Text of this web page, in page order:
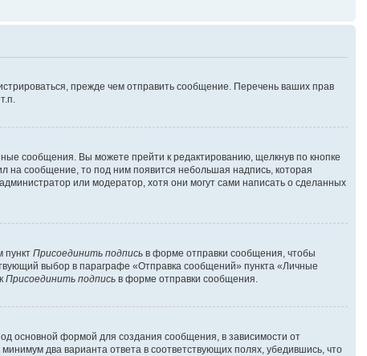
прежде чем отправить сообщение. Перечень ваших прав
сообщения. Вы можете прейти к редактированию, щелкнув по кнопке
на сообщение, то под ним появится небольшая надпись, которая
или модератор, хотя они могут сами написать о сделанных
пункт Присоединить подпись в форме отправки сообщения, чтобы
выбор в параграфе «Отправка сообщений» пункта «Личные
Присоединить подпись в форме отправки сообщения.
основной формой для создания сообщения, в зависимости от
два варианта ответа в соответствующих полях, убедившись, что